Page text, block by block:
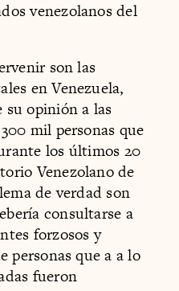
venezolanos del
son las
en Venezuela,
su opinión a las
mil personas que
los últimos 20
Venezolano de
de verdad son
consultarse a
forzosos y
personas que a a lo
fueron